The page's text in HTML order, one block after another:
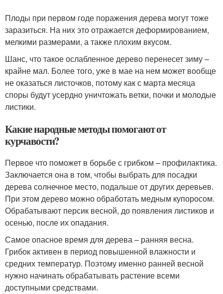
Плоды при первом годе поражения дерева могут тоже
заразиться. На них это отражается деформированием,
мелкими размерами, а также плохим вкусом.
Шанс, что такое ослабленное дерево перенесет зиму –
крайне мал. Более того, уже в мае на нем может вообще
не оказаться листочков, потому как с марта месяца
споры будут усердно уничтожать ветки, почки и молодые
листики.
Какие народные методы помогают от
курчавости?
Первое что поможет в борьбе с грибком – профилактика.
Заключается она в том, чтобы выбрать для посадки
дерева солнечное место, подальше от других деревьев.
При этом дерево можно обработать медным купоросом.
Обрабатывают персик весной, до появления листиков и
осенью, после их опадания.
Самое опасное время для дерева – ранняя весна.
Грибок активен в период повышенной влажности и
средних температур. Поэтому именно ранней весной
нужно начинать обрабатывать растение всеми
доступными средствами.